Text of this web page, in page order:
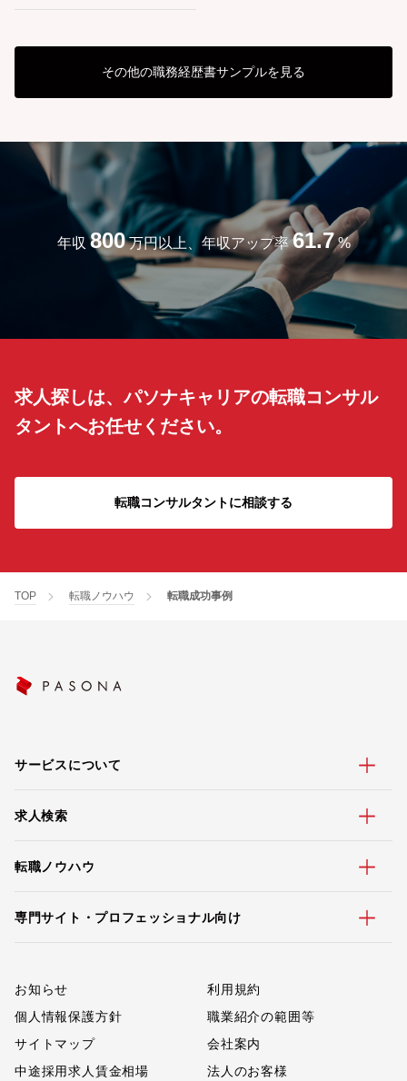
その他の職務経歴書サンプルを見る
年収 800 万円以上、年収アップ率 61.7 %
求人探しは、パソナキャリアの転職コンサル
タントへお任せください。
転職コンサルタントに相談する
TOP 転職ノウハウ 転職成功事例
サービスについて
求人検索
転職ノウハウ
専門サイト・プロフェッショナル向け
お知らせ
利用規約
個人情報保護方針
職業紹介の範囲等
サイトマップ
会社案内
中途採用求人賃金相場
法人のお客様